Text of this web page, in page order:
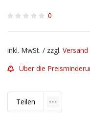
0
inkl. MwSt. / zzgl. Versand
Über die
Teilen